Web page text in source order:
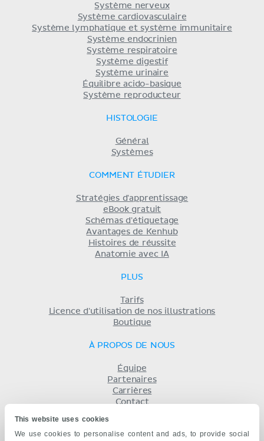
This website uses cookies
We use cookies to personalise content and ads, to provide social
Système nerveux
Système cardiovasculaire
Système lymphatique et système immunitaire
Système endocrinien
Système respiratoire
Système digestif
Système urinaire
Équilibre acido-basique
Système reproducteur
HISTOLOGIE
Général
Systèmes
COMMENT ÉTUDIER
Stratégies d'apprentissage
eBook gratuit
Schémas d'étiquetage
Avantages de Kenhub
Histoires de réussite
Anatomie avec IA
PLUS
Tarifs
Licence d'utilisation de nos illustrations
Boutique
À PROPOS DE NOUS
Équipe
Partenaires
Carrières
Contact
Politique de confidentialité